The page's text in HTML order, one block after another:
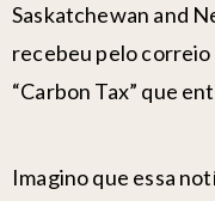
Saskatchewan and
recebeu pelo correio
“Carbon Tax” que
Imagino que essa